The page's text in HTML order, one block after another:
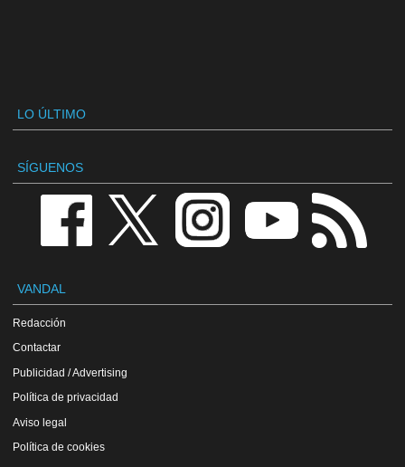
LO ÚLTIMO
SÍGUENOS
VANDAL
Redacción
Contactar
Publicidad / Advertising
Política de privacidad
Aviso legal
Política de cookies